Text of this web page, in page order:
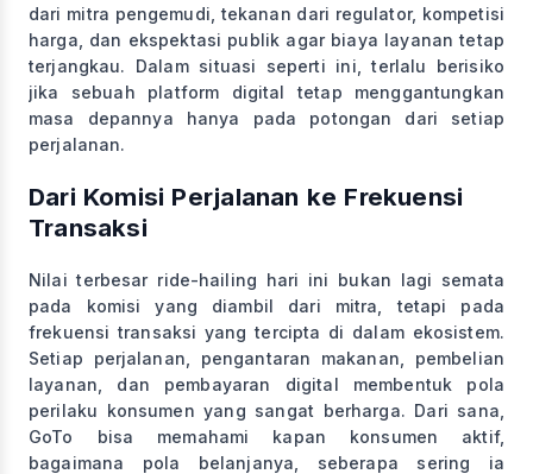
dari mitra pengemudi, tekanan dari regulator, kompetisi
harga, dan ekspektasi publik agar biaya layanan tetap
terjangkau. Dalam situasi seperti ini, terlalu berisiko
jika sebuah platform digital tetap menggantungkan
masa depannya hanya pada potongan dari setiap
perjalanan.
Dari Komisi Perjalanan ke Frekuensi
Transaksi
Nilai terbesar ride-hailing hari ini bukan lagi semata
pada komisi yang diambil dari mitra, tetapi pada
frekuensi transaksi yang tercipta di dalam ekosistem.
Setiap perjalanan, pengantaran makanan, pembelian
layanan, dan pembayaran digital membentuk pola
perilaku konsumen yang sangat berharga. Dari sana,
GoTo bisa memahami kapan konsumen aktif,
bagaimana pola belanjanya, seberapa sering ia